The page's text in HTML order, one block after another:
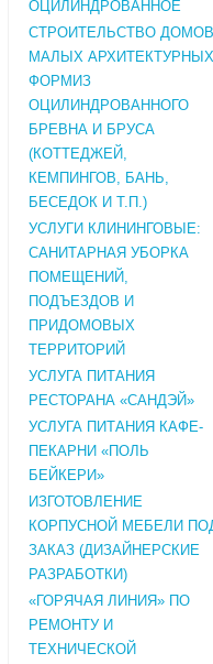
ОЦИЛИНДРОВАННОЕ
СТРОИТЕЛЬСТВО ДОМОВ
МАЛЫХ АРХИТЕКТУРНЫХ
ФОРМИЗ
ОЦИЛИНДРОВАННОГО
БРЕВНА И БРУСА
(КОТТЕДЖЕЙ,
КЕМПИНГОВ, БАНЬ,
БЕСЕДОК И Т.П.)
УСЛУГИ КЛИНИНГОВЫЕ:
САНИТАРНАЯ УБОРКА
ПОМЕЩЕНИЙ,
ПОДЪЕЗДОВ И
ПРИДОМОВЫХ
ТЕРРИТОРИЙ
УСЛУГА ПИТАНИЯ
РЕСТОРАНА «САНДЭЙ»
УСЛУГА ПИТАНИЯ КАФЕ-
ПЕКАРНИ «ПОЛЬ
БЕЙКЕРИ»
ИЗГОТОВЛЕНИЕ
КОРПУСНОЙ МЕБЕЛИ
ЗАКАЗ (ДИЗАЙНЕРСКИЕ
РАЗРАБОТКИ)
«ГОРЯЧАЯ ЛИНИЯ» ПО
РЕМОНТУ И
ТЕХНИЧЕСКОЙ